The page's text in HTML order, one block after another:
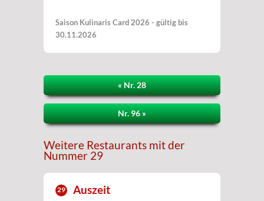
Saison Kulinaris Card 2026 - gültig bis
30.11.2026
« Nr. 28
Nr. 96 »
Weitere Restaurants mit der
Nummer 29
29 Auszeit